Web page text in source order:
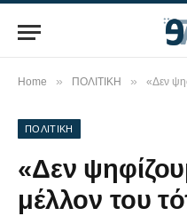
Home » ΠΟΛΙΤΙΚΗ » «Δεν ψηφίζουμε με
ΠΟΛΙΤΙΚΗ
«Δεν
μέλλον του